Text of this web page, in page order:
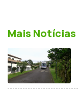
Mais Notícias